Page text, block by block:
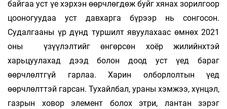
байгаа уст үе хэрхэн өөрчлөгдөж буйг хянах зорилгоор
цооногуудаа уст давхарга бүрээр нь сонгосон.
Судалгааны үр дүнд туршилт явуулахаас өмнөх 2021
оны үзүүлэлтийг өнгөрсөн хоёр жилийнхтэй
харьцуулахад дээд болон доод уст үед бараг
өөрчлөлтгүй гарлаа. Харин олборлолтын үед
өөрчлөлттэй гарсан. Тухайлбал, ураны хэмжээ, хүнцэл,
газрын ховор элемент болох этри, лантан зэрэг